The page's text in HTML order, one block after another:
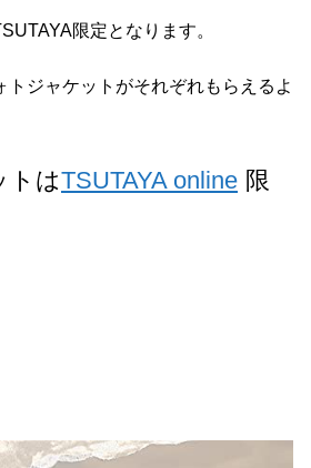
限定となります。
トジャケットがそれぞれもらえるよ
トはTSUTAYA online 限